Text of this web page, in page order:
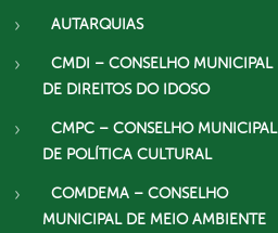
AUTARQUIAS
CMDI – CONSELHO MUNICIPAL
DE DIREITOS DO IDOSO
CMPC – CONSELHO MUNICIPAL
DE POLÍTICA CULTURAL
COMDEMA – CONSELHO
MUNICIPAL DE MEIO AMBIENTE